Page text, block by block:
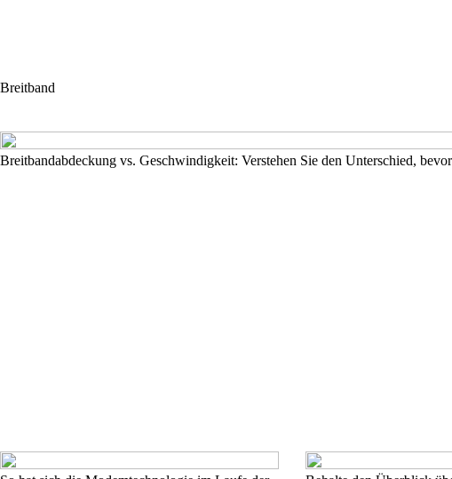
Breitband
Breitbandabdeckung vs. Geschwindigkeit: Verstehen Sie den Unterschied,